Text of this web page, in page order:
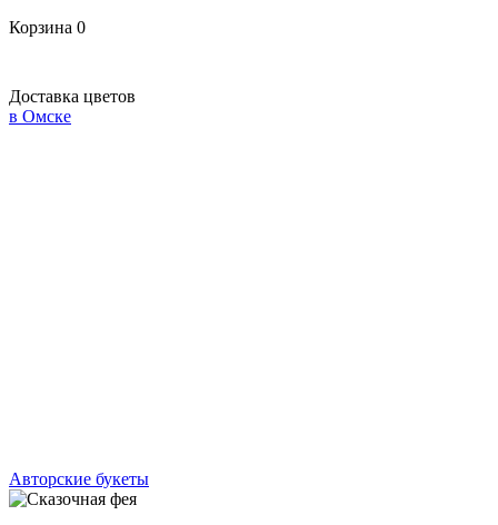
Корзина 0
Доставка цветов
в Омске
Авторские букеты